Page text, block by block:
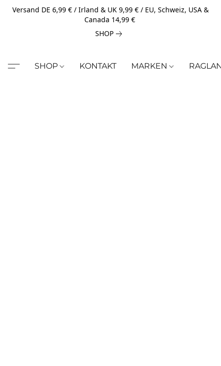
Versand DE 6,99 € / Irland & UK 9,99 € / EU, Schweiz, USA &
Canada 14,99 €
SHOP
SHOP KONTAKT MARKEN